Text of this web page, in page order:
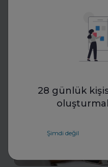
28 günlük
Şimdi değil
kariyer yolculuğunuzda